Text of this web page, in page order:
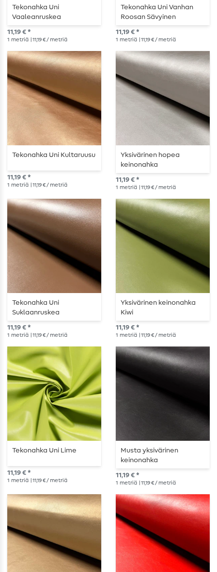
Tekonahka Uni
Vaaleanruskea
11,19 € *
1 metriä | 11,19 € / metriä
Tekonahka Uni Vanhan
Roosan Sävyinen
11,19 € *
1 metriä | 11,19 € / metriä
Tekonahka Uni Kultaruusu
11,19 € *
1 metriä | 11,19 € / metriä
Yksivärinen hopea
keinonahka
11,19 € *
1 metriä | 11,19 € / metriä
Tekonahka Uni
Suklaanruskea
11,19 € *
1 metriä | 11,19 € / metriä
Yksivärinen keinonahka
Kiwi
11,19 € *
1 metriä | 11,19 € / metriä
Tekonahka Uni Lime
11,19 € *
1 metriä | 11,19 € / metriä
Musta yksivärinen
keinonahka
11,19 € *
1 metriä | 11,19 € / metriä